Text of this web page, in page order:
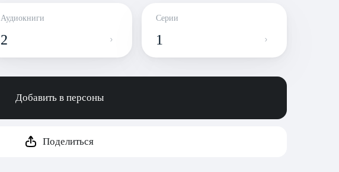
Аудиокниги
2
Серии
1
Добавить в персоны
Поделиться